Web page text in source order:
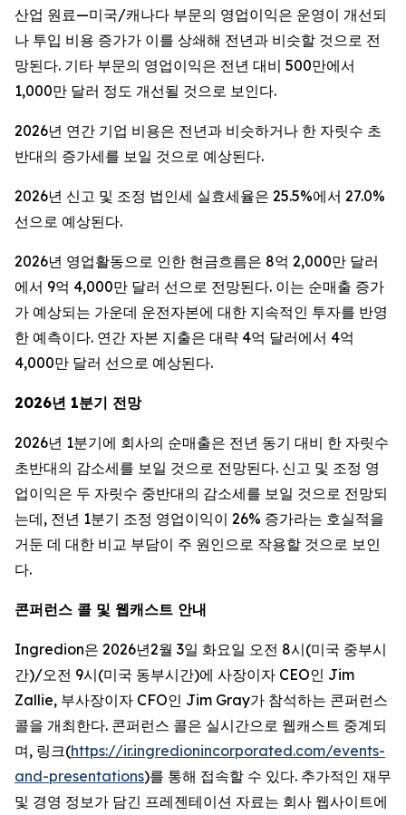
산업 원료—미국/캐나다 부문의 영업이익은 운영이 개선되
나 투입 비용 증가가 이를 상쇄해 전년과 비슷할 것으로 전
망된다. 기타 부문의 영업이익은 전년 대비 500만에서
1,000만 달러 정도 개선될 것으로 보인다.
2026년 연간 기업 비용은 전년과 비슷하거나 한 자릿수 초
반대의 증가세를 보일 것으로 예상된다.
2026년 신고 및 조정 법인세 실효세율은 25.5%에서 27.0%
선으로 예상된다.
2026년 영업활동으로 인한 현금흐름은 8억 2,000만 달러
에서 9억 4,000만 달러 선으로 전망된다. 이는 순매출 증가
가 예상되는 가운데 운전자본에 대한 지속적인 투자를 반영
한 예측이다. 연간 자본 지출은 대략 4억 달러에서 4억
4,000만 달러 선으로 예상된다.
2026년 1분기 전망
2026년 1분기에 회사의 순매출은 전년 동기 대비 한 자릿수
초반대의 감소세를 보일 것으로 전망된다. 신고 및 조정 영
업이익은 두 자릿수 중반대의 감소세를 보일 것으로 전망되
는데, 전년 1분기 조정 영업이익이 26% 증가라는 호실적을
거둔 데 대한 비교 부담이 주 원인으로 작용할 것으로 보인
다.
콘퍼런스 콜 및 웹캐스트 안내
Ingredion은 2026년2월 3일 화요일 오전 8시(미국 중부시
간)/오전 9시(미국 동부시간)에 사장이자 CEO인 Jim
Zallie, 부사장이자 CFO인 Jim Gray가 참석하는 콘퍼런스
콜을 개최한다. 콘퍼런스 콜은 실시간으로 웹캐스트 중계되
며, 링크(https://ir.ingredionincorporated.com/events-
and-presentations)를 통해 접속할 수 있다. 추가적인 재무
및 경영 정보가 담긴 프레젠테이션 자료는 회사 웹사이트에